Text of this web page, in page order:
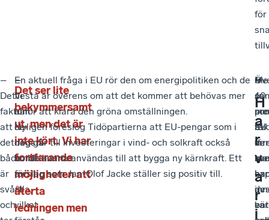
för
–
Det
faktum
att
det
både
är
svårt
och
–
Vi
har
de
högsta
ambitionerna
av
alla,
vilket
Det ser lite
bekymmersamt
ut, men det är
inte kört. Vi har
fortfarande
möjligheten att
återta
ledningen men
En aktuell fråga i EU rör den om energipolitiken och de
flesta är överens om att det kommer att behövas mer
el för att klara den gröna omställningen.
Nyligen föreslog Tidöpartierna att EU-pengar som i
dag går till investeringar i vind- och solkraft också
borde kunna användas till att bygga ny kärnkraft. Ett
förslag som Jan-Olof Jacke ställer sig positiv till.
–
Ju
vi
ha
60
av
av
”
H
a
r
v
a
r
i
har
en